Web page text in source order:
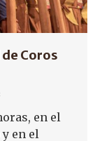
Coros
en el
y en el